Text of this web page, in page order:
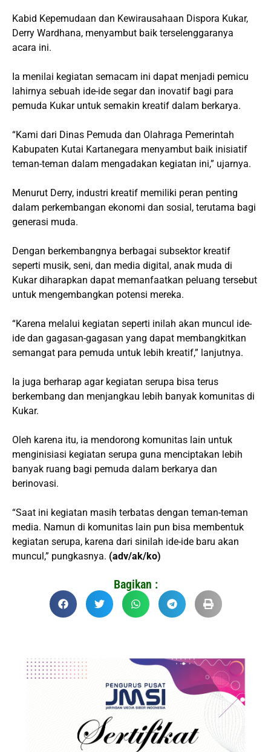
Kabid Kepemudaan dan Kewirausahaan Dispora Kukar,
Derry Wardhana, menyambut baik terselenggaranya
acara ini.
Ia menilai kegiatan semacam ini dapat menjadi pemicu
lahirnya sebuah ide-ide segar dan inovatif bagi para
pemuda Kukar untuk semakin kreatif dalam berkarya.
“Kami dari Dinas Pemuda dan Olahraga Pemerintah
Kabupaten Kutai Kartanegara menyambut baik inisiatif
teman-teman dalam mengadakan kegiatan ini,” ujarnya.
Menurut Derry, industri kreatif memiliki peran penting
dalam perkembangan ekonomi dan sosial, terutama bagi
generasi muda.
Dengan berkembangnya berbagai subsektor kreatif
seperti musik, seni, dan media digital, anak muda di
Kukar diharapkan dapat memanfaatkan peluang tersebut
untuk mengembangkan potensi mereka.
“Karena melalui kegiatan seperti inilah akan muncul ide-
ide dan gagasan-gagasan yang dapat membangkitkan
semangat para pemuda untuk lebih kreatif,” lanjutnya.
Ia juga berharap agar kegiatan serupa bisa terus
berkembang dan menjangkau lebih banyak komunitas di
Kukar.
Oleh karena itu, ia mendorong komunitas lain untuk
menginisiasi kegiatan serupa guna menciptakan lebih
banyak ruang bagi pemuda dalam berkarya dan
berinovasi.
“Saat ini kegiatan masih terbatas dengan teman-teman
media. Namun di komunitas lain pun bisa membentuk
kegiatan serupa, karena dari sinilah ide-ide baru akan
muncul,” pungkasnya. (adv/ak/ko)
Bagikan :